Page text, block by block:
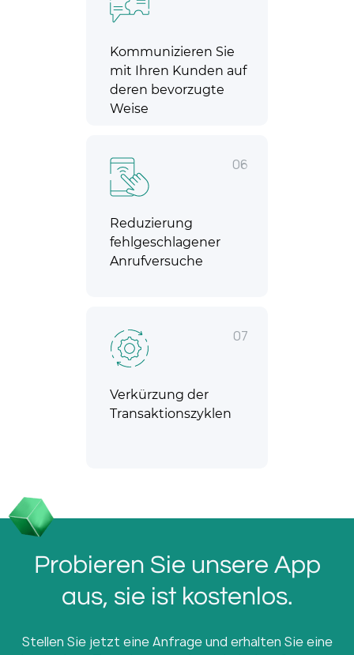
Kommunizieren Sie
mit Ihren Kunden auf
deren bevorzugte
Weise
06
Reduzierung
fehlgeschlagener
Anrufversuche
07
Verkürzung der
Transaktionszyklen
Probieren Sie unsere App
aus, sie ist kostenlos.
Stellen Sie jetzt eine Anfrage und erhalten Sie eine